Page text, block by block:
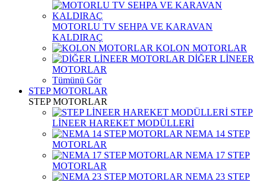
MOTORLU TV SEHPA VE KARAVAN
KALDIRAÇ
KOLON MOTORLAR
DİĞER LİNEER
MOTORLAR
Tümünü Gör
STEP MOTORLAR
STEP MOTORLAR
STEP
LİNEER HAREKET MODÜLLERİ
NEMA 14 STEP
MOTORLAR
NEMA 17 STEP
MOTORLAR
NEMA 23 STEP